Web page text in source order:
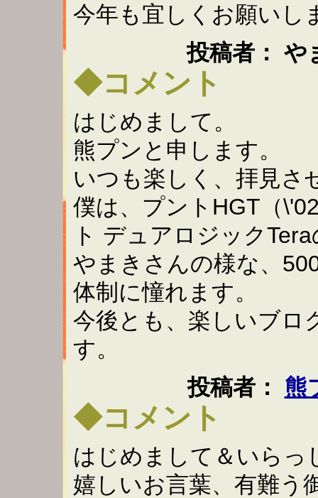
今年も宜しくお願いし
投稿者： や
◆コメント
はじめまして。
熊プンと申します。
いつも楽しく、拝見さ
僕は、プントHGT（
ト デュアロジック
やまきさんの様な、
体制に憧れます。
今後とも、楽しいブロ
す。
投稿者： 熊
◆コメント
はじめまして＆いらっ
嬉しいお言葉、有難う